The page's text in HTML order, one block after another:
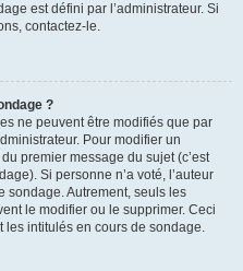
est défini par l’administrateur. Si
contactez-le.
?
ne peuvent être modifiés que par
Pour modifier un
du premier message du sujet (c’est
Si personne n’a voté, l’auteur
sondage. Autrement, seuls les
le modifier ou le supprimer. Ceci
intitulés en cours de sondage.